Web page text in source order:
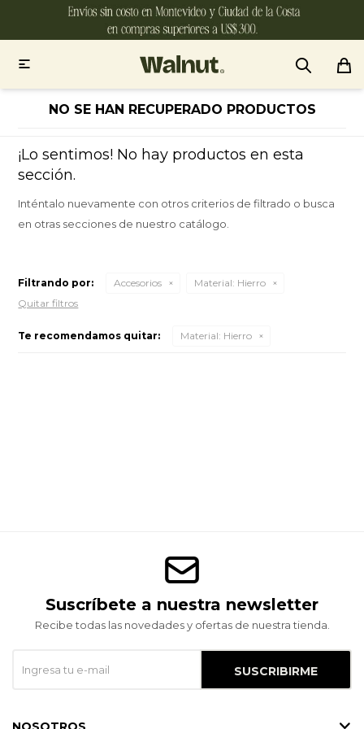

NO SE HAN RECUPERADO PRODUCTOS
¡Lo sentimos! No hay productos en esta
sección.
Inténtalo nuevamente con otros criterios de filtrado o busca
en otras secciones de nuestro catálogo.
Filtrando por: Accesorios Material: Hierro
Quitar filtros
Te recomendamos quitar: Material: Hierro
Suscríbete a nuestra newsletter
Recibe todas las novedades y ofertas de nuestra tienda.
SUSCRIBIRME